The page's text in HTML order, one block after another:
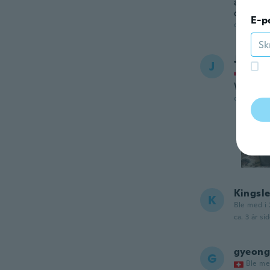
da
ca. 3 år
J Jan
Ble
ca. 3 år
K Ble med i
ca. 3 år
G gyeong
Ble
E-